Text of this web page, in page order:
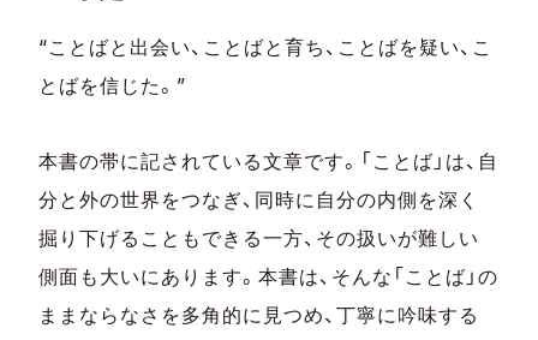
“ことばと出会い、ことばと育ち、ことばを疑い、こ
とばを信じた。”
本書の帯に記されている文章です。「ことば」は、自
分と外の世界をつなぎ、同時に自分の内側を深く
掘り下げることもできる一方、その扱いが難しい
側面も大いにあります。本書は、そんな「ことば」の
ままならなさを多角的に見つめ、丁寧に吟味する